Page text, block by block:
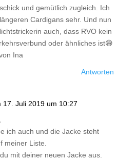
und gemütlich zugleich. Ich
Cardigans sehr. Und nun
auch, dass RVO kein
oder ähnliches ist😅
Ina
Antworten
17. Juli 2019 um 10:27
ich auch und die Jacke steht
meiner Liste.
mit deiner neuen Jacke aus.